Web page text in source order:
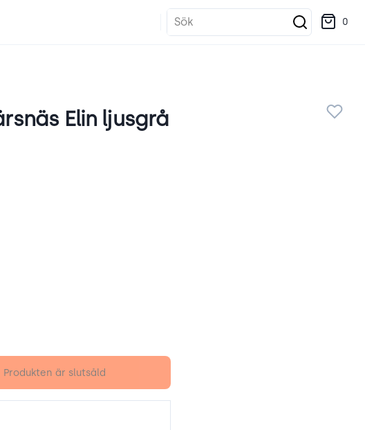
Sök 0
Elin ljusgrå
Produkten är slutsåld